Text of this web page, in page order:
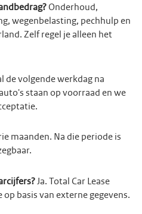
Onderhoud,
wegenbelasting, pechhulp en
Zelf regel je alleen het
de volgende werkdag na
staan op voorraad en we
maanden. Na die periode is
Ja. Total Car Lease
basis van externe gegevens.